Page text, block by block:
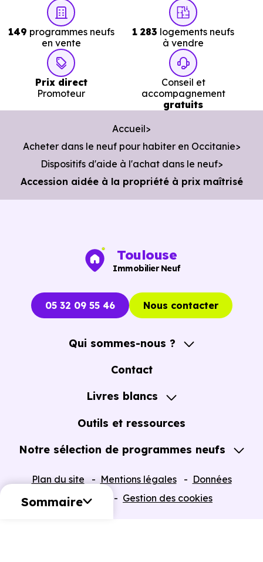
Sommaire
149 programmes neufs
en vente
1 283 logements neufs
à vendre
Prix direct
Promoteur
Conseil et
accompagnement
gratuits
Accueil
Acheter dans le neuf pour habiter en Occitanie
Dispositifs d'aide à l'achat dans le neuf
Accession aidée à la propriété à prix maîtrisé
Toulouse
Immobilier Neuf
05 32 09 55 46 Nous contacter
Qui sommes-nous ?
A propos
Contact
Livres blancs
Guide de l'Achat immobilier neuf en VEFA
Outils et ressources
Notre sélection de programmes neufs
Programmes neufs Dispositif Jeanbrun
Plan du site Mentions légales
Données
personnelles
Gestion des cookies